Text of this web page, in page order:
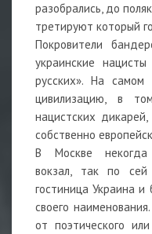
разобрались, до
третируют который
Покровители
украинские
русских». На
цивилизацию, в
нацистских
собственно
В Москве некогда
вокзал, так по
гостиница Украина
своего
от поэтического